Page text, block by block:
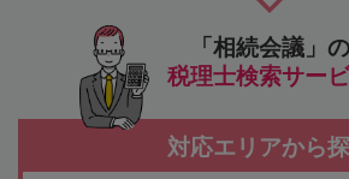
「相続会議」の
税理士検索サー
対応エリアから